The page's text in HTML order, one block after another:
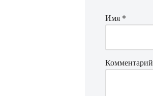
Имя *
Комментарий